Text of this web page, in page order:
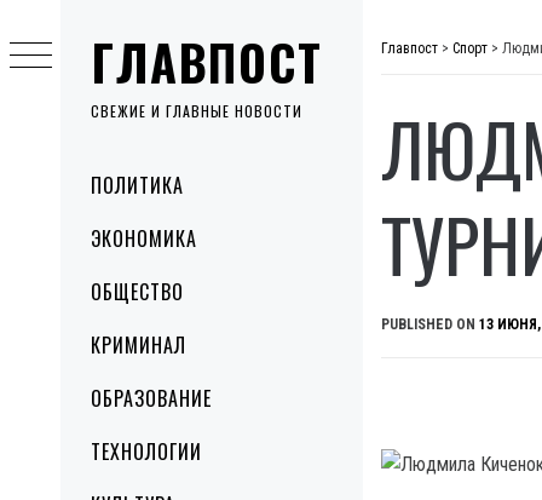
ГЛАВПОСТ
СВЕЖИЕ И ГЛАВНЫЕ НОВОСТИ
MenuПОЛИТИКА
ЭКОНОМИКА
ОБЩЕСТВО
КРИМИНАЛ
ОБРАЗОВАНИЕ
ТЕХНОЛОГИИ
to
content
Главпост > Спорт >
PUBLISHED ON 13 ИЮНЯ,